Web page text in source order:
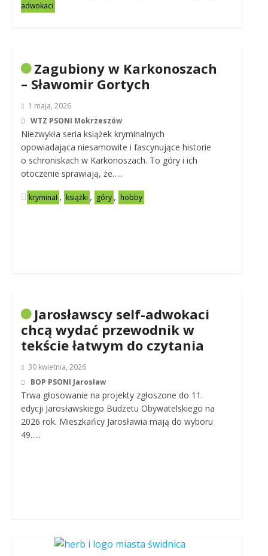
adwokaci
Zagubiony w Karkonoszach
– Sławomir Gortych
1 maja, 2026
WTZ PSONI Mokrzeszów
Niezwykła seria książek kryminalnych
opowiadająca niesamowite i fascynujące historie
o schroniskach w Karkonoszach. To góry i ich
otoczenie sprawiają, że…..
kryminał , książki , góry , hobby
Jarosławscy self-adwokaci
chcą wydać przewodnik w
tekście łatwym do czytania
30 kwietnia, 2026
BOP PSONI Jarosław
Trwa głosowanie na projekty zgłoszone do 11.
edycji Jarosławskiego Budżetu Obywatelskiego na
2026 rok. Mieszkańcy Jarosławia mają do wyboru
49…..